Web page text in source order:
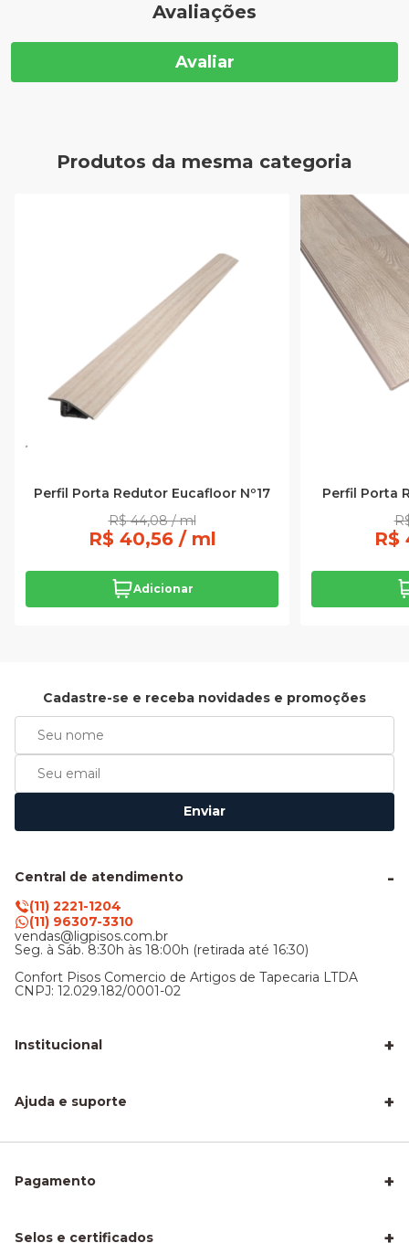
Avaliações
Avaliar
Produtos da mesma categoria
Perfil Porta Redutor Eucafloor Nº17
R$ 44,08 / ml
R$ 40,56 / ml
Adicionar
Perfil Porta
R$
Cadastre-se e receba novidades e promoções
Enviar
Central de atendimento
(11) 2221-1204
(11) 96307-3310
vendas@ligpisos.com.br
Seg. à Sáb. 8:30h às 18:00h (retirada até 16:30)
Confort Pisos Comercio de Artigos de Tapecaria LTDA
CNPJ: 12.029.182/0001-02
Institucional +
Sobre nós
Nossa Loja
Ajuda e suporte +
Frete e entrega
Como Calcular a Área do seu Piso
Piso Laminado para Sala
Pagamento +
Selos e certificados +